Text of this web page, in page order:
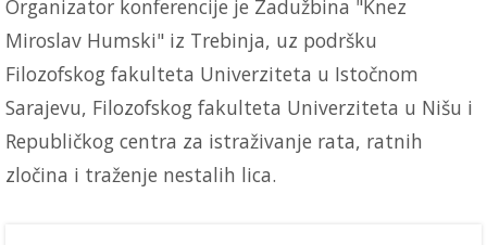
Organizator konferencije je Zadužbina "Knez
Miroslav Humski" iz Trebinja, uz podršku
Filozofskog fakulteta Univerziteta u Istočnom
Sarajevu, Filozofskog fakulteta Univerziteta u Nišu i
Republičkog centra za istraživanje rata, ratnih
zločina i traženje nestalih lica.